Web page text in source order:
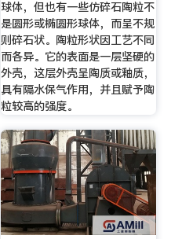
球体，但也有一些仿碎石陶粒不
是圆形或椭圆形球体，而呈不规
则碎石状。陶粒形状因工艺不同
而各异。它的表面是一层坚硬的
外壳，这层外壳呈陶质或釉质，
具有隔水保气作用，并且赋予陶
粒较高的强度。